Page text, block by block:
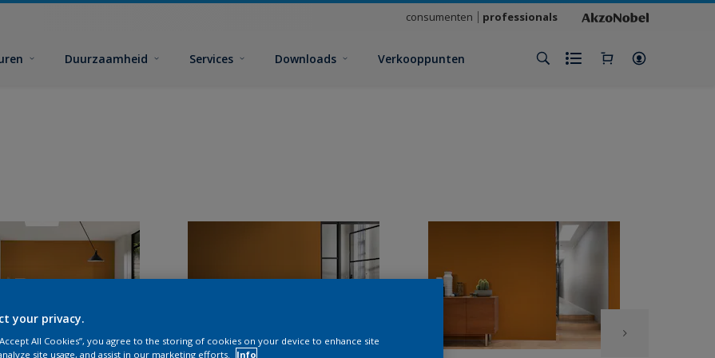
consumenten professionals
Duurzaamheid Services Downloads Verkooppunten
your privacy.
All Cookies”, you agree to the storing of cookies on your device to enhance site
site usage, and assist in our marketing efforts.
Info